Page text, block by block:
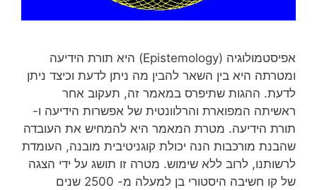
אפיסטמולוגיה (Epistemology) היא תורת הידיעה
ומטרתה היא בין השאר להבין מה ניתן לדעת וכיצד ניתן
לדעת. ההגות שתיפרס במאמר זה, תעקוב אחר
ראשיתה המפוארת והרלוונטית של אפשרות הידיעה ו-
תורת הידיעה. מטרת המאמר היא להמחיש את העובדה
שהבנת מורכבות הנה יכולת קוגניטיבית מובנה, העומדת
לרשותנו, לרוב ללא שימוש. מטרה זו תושג על ידי הצגה
של קו חשיבה היסטורי בן למעלה מ- 2500 שנים